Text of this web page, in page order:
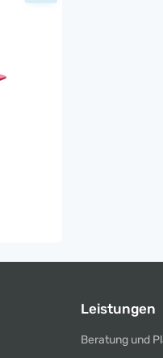
Leistungen
Beratung und